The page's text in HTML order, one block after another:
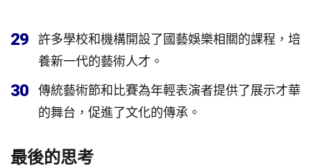
29
許多學校和機構開設了國藝娛樂相關的課程，培
養新一代的藝術人才。
30
傳統藝術節和比賽為年輕表演者提供了展示才華
的舞台，促進了文化的傳承。
最後的思考